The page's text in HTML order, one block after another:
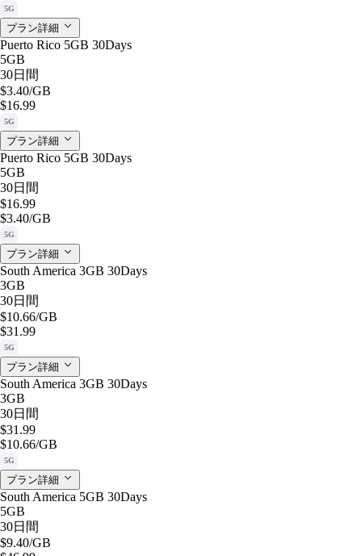
5G
プラン詳細
Puerto Rico 5GB 30Days
5GB
30日間
$3.40/GB
$16.99
5G
プラン詳細
Puerto Rico 5GB 30Days
5GB
30日間
$16.99
$3.40/GB
5G
プラン詳細
South America 3GB 30Days
3GB
30日間
$10.66/GB
$31.99
5G
プラン詳細
South America 3GB 30Days
3GB
30日間
$31.99
$10.66/GB
5G
プラン詳細
South America 5GB 30Days
5GB
30日間
$9.40/GB